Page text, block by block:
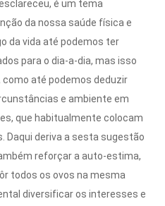
é um tema
da nossa saúde física e
da vida até podemos ter
para o dia-a-dia, mas isso
até podemos deduzir
e ambiente em
que habitualmente colocam
Daqui deriva a sesta sugestão
reforçar a auto-estima,
todos os ovos na mesma
diversificar os interesses e